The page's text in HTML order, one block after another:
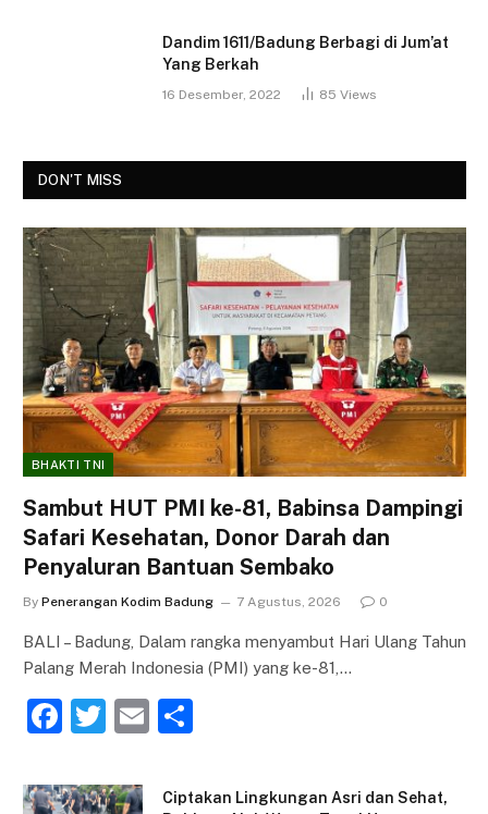
Dandim 1611/Badung Berbagi di Jum’at
Yang Berkah
16 Desember, 2022 85 Views
DON'T MISS
BHAKTI TNI
Sambut HUT PMI ke-81, Babinsa Dampingi
Safari Kesehatan, Donor Darah dan
Penyaluran Bantuan Sembako
By Penerangan Kodim Badung 7 Agustus, 2026 0
BALI – Badung, Dalam rangka menyambut Hari Ulang Tahun
Palang Merah Indonesia (PMI) yang ke-81,…
F
c
T
itt
E
ai ar
Ciptakan Lingkungan Asri dan Sehat,